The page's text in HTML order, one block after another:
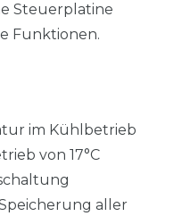
Steuerplatine
Funktionen.
im Kühlbetrieb
von 17°C
aller